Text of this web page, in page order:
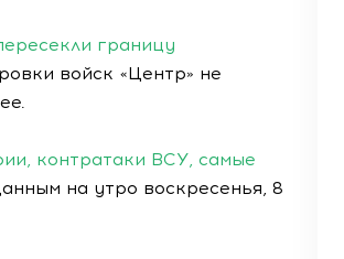
границу
войск «Центр» не
контратаки ВСУ, самые
на утро воскресенья, 8